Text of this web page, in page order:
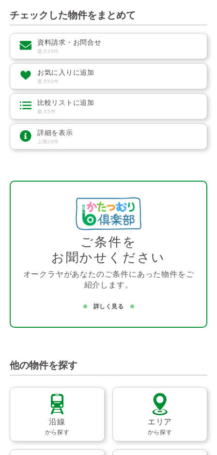
チェックした物件をまとめて
資料請求・お問合せ
最大20件
お気に入りに追加
最大50件
比較リストに追加
最大5件
詳細を表示
上限20件
ご条件を
お聞かせください
オークラヤがあなたのご条件にあった物件をご
紹介します。
詳しく見る
他の物件を探す
沿線
から探す
エリア
から探す